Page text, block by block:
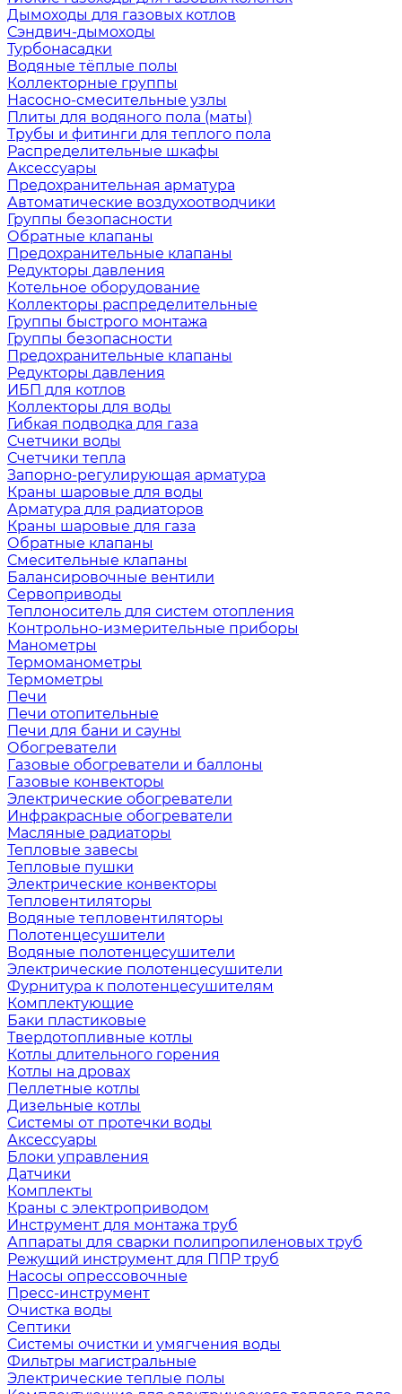
Дымоходы для газовых котлов
Сэндвич-дымоходы
Турбонасадки
Водяные тёплые полы
Коллекторные группы
Насосно-смесительные узлы
Плиты для водяного пола (маты)
Трубы и фитинги для теплого пола
Распределительные шкафы
Аксессуары
Предохранительная арматура
Автоматические воздухоотводчики
Группы безопасности
Обратные клапаны
Предохранительные клапаны
Редукторы давления
Котельное оборудование
Коллекторы распределительные
Группы быстрого монтажа
Группы безопасности
Предохранительные клапаны
Редукторы давления
ИБП для котлов
Коллекторы для воды
Гибкая подводка для газа
Счетчики воды
Счетчики тепла
Запорно-регулирующая арматура
Краны шаровые для воды
Арматура для радиаторов
Краны шаровые для газа
Обратные клапаны
Смесительные клапаны
Балансировочные вентили
Сервоприводы
Теплоноситель для систем отопления
Контрольно-измерительные приборы
Манометры
Термоманометры
Термометры
Печи
Печи отопительные
Печи для бани и сауны
Обогреватели
Газовые обогреватели и баллоны
Газовые конвекторы
Электрические обогреватели
Инфракрасные обогреватели
Масляные радиаторы
Тепловые завесы
Тепловые пушки
Электрические конвекторы
Тепловентиляторы
Водяные тепловентиляторы
Полотенцесушители
Водяные полотенцесушители
Электрические полотенцесушители
Фурнитура к полотенцесушителям
Комплектующие
Баки пластиковые
Твердотопливные котлы
Котлы длительного горения
Котлы на дровах
Пеллетные котлы
Дизельные котлы
Системы от протечки воды
Аксессуары
Блоки управления
Датчики
Комплекты
Краны с электроприводом
Инструмент для монтажа труб
Аппараты для сварки полипропиленовых труб
Режущий инструмент для ППР труб
Насосы опрессовочные
Пресс-инструмент
Очистка воды
Септики
Системы очистки и умягчения воды
Фильтры магистральные
Электрические теплые полы